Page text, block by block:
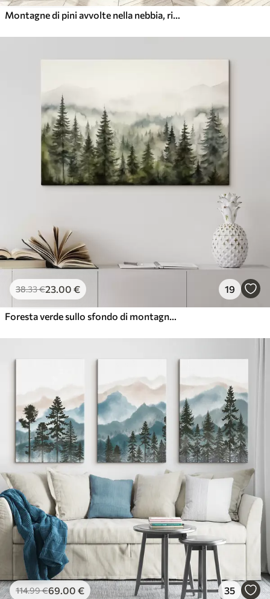
Montagne di pini avvolte nella nebbia, ricoperte da morbide sfumature di verde e blu
38.33€23.00 € 19
Foresta verde sullo sfondo di montagne montagne e nebbia acquerello
114.99€69.00 € 35